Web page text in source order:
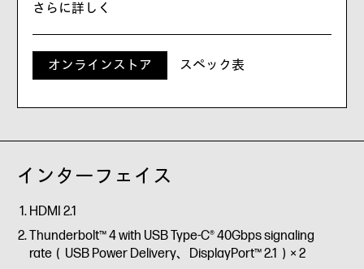
5MP AI Webカメラ（HP Auto Frame）、IRカメラ
き
Poly Studioオーディオ、4つのステレオスピーカー、 AI
ノイズリダクションで強化されたデュアルマイク
Wi-Fi 7、5G対応
さらに詳しく
オンラインストア スペック表
インターフェイス
HDMI 2.1
Thunderbolt™ 4 with USB Type-C® 40Gbps signaling
rate（USB Power Delivery、DisplayPort™ 2.1）× 2